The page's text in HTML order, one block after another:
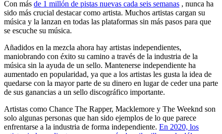
Con más de 1 millón de pistas nuevas cada seis semanas , nunca ha
sido más crucial destacar como artista. Muchos artistas cargan su
música y la lanzan en todas las plataformas sin más pasos para que
se escuche su música.
Añadidos en la mezcla ahora hay artistas independientes,
maniobrando con éxito su camino a través de la industria de la
música sin la ayuda de un sello. Mantenerse independiente ha
aumentado en popularidad, ya que a los artistas les gusta la idea de
quedarse con la mayor parte de su dinero en lugar de ceder una parte
de sus ganancias a un sello discográfico importante.
Artistas como Chance The Rapper, Macklemore y The Weeknd son
solo algunas personas que han sido ejemplos de lo que parece
enfrentarse a la industria de forma independiente. En 2020, los